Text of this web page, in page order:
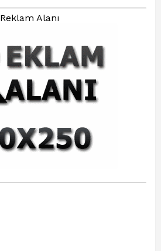
Reklam Alanı